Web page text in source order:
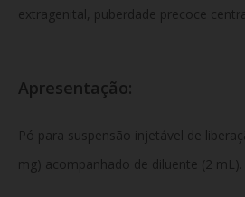
extragenital, puberdade precoce
Apresentação:
Pó para suspensão injetável de
mg) acompanhado de diluente (2 mL).